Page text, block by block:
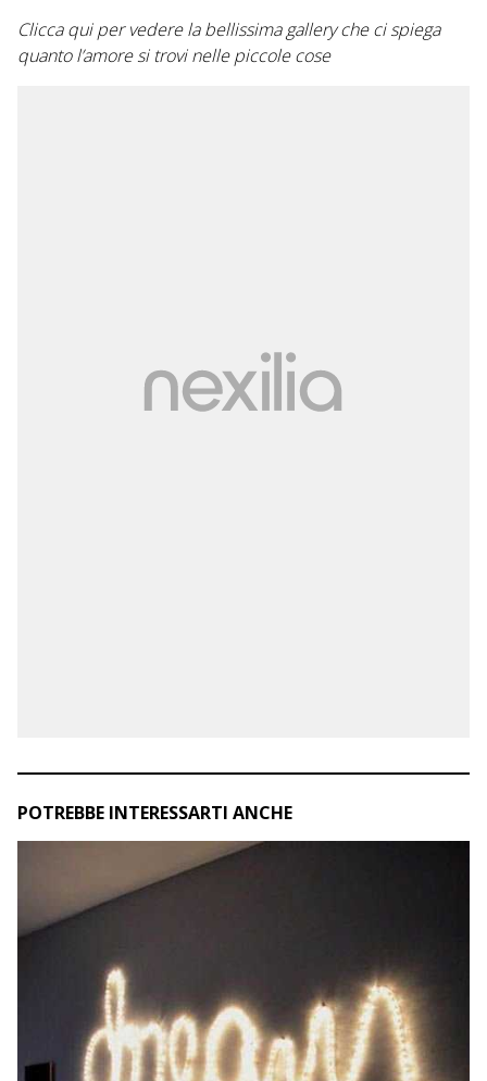
Clicca qui per vedere la bellissima gallery che ci spiega
quanto l’amore si trovi nelle piccole cose
POTREBBE INTERESSARTI ANCHE